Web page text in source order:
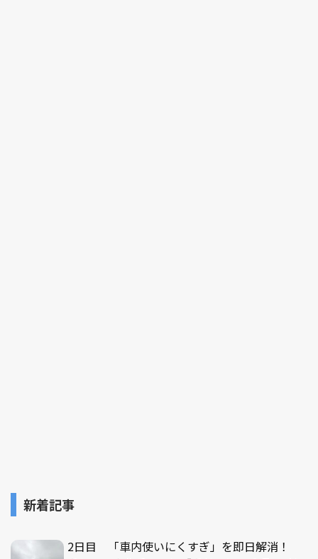
新着記事
2日目 「車内使いにくすぎ」を即日解消！